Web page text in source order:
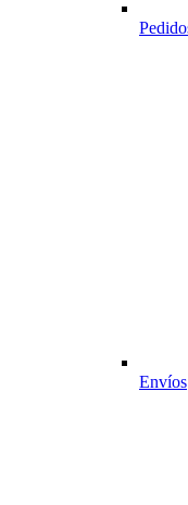
Envíos